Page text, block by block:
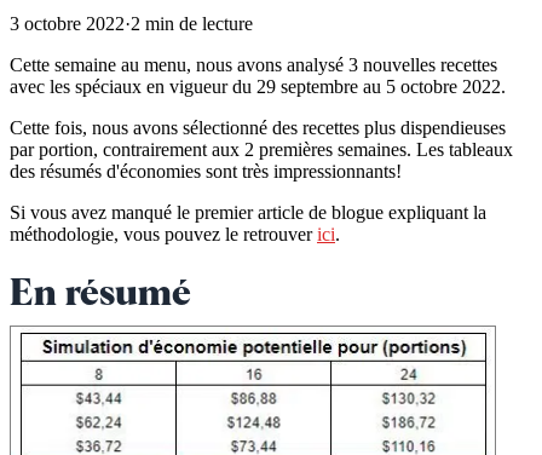
3 octobre 2022·2 min de lecture
Cette semaine au menu, nous avons analysé 3 nouvelles recettes
avec les spéciaux en vigueur du 29 septembre au 5 octobre 2022.
Cette fois, nous avons sélectionné des recettes plus dispendieuses
par portion, contrairement aux 2 premières semaines. Les tableaux
des résumés d'économies sont très impressionnants!
Si vous avez manqué le premier article de blogue expliquant la
méthodologie, vous pouvez le retrouverici.
En résumé